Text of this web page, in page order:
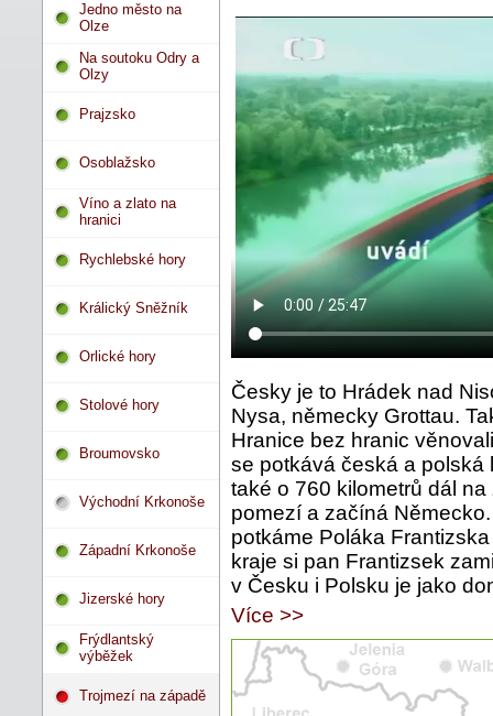
Jedno město na
Olze
Na soutoku Odry a
Olzy
Prajzsko
Osoblažsko
Víno a zlato na
hranici
Rychlebské hory
Králický Sněžník
Orlické hory
Stolové hory
Broumovsko
Východní Krkonoše
Západní Krkonoše
Jizerské hory
Frýdlantský
výběžek
Trojmezí na západě
Česky je to Hrádek nad
Nysa, německy Grottau.
Hranice bez hranic
se potkává česká a polská
také o 760 kilometrů dál
pomezí a začíná
potkáme Poláka
kraje si pan Frantizsek
v Česku i Polsku je jako
Více >>